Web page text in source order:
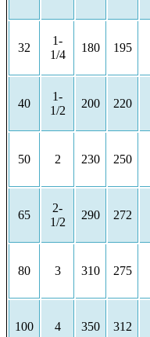
32
1-
1/4
180 195
40
1-
1/2
200 220
50 2 230 250
65
2-
1/2
290 272
80 3 310 275
100 4 350 312